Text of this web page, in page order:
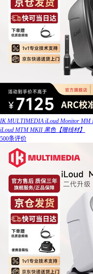
IK MULTIMEDIA iLoud Monitor
iLoud MTM MKII 黑色【赠线材】
500条评价